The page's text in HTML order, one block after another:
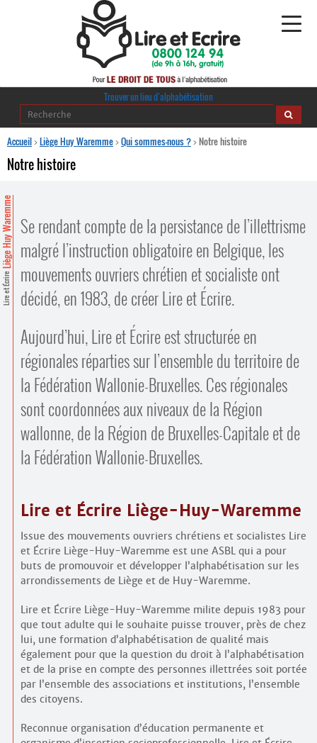
Alphabétisation
Regards croisés
Ressources pédagogiques
Comprendre et parler
Bienvenue en Belgique
Espace presse
Trouver un lieu d’alphabétisation
Trouver un lieu d’alphabétisation
Accueil>Liège Huy Waremme>Qui sommes-nous ?>Notre histoire
Notre histoire
Lire et Écrire
Liège Huy Waremme Se rendant compte de la persistance de l’illettrisme
malgré l’instruction obligatoire en Belgique, les
mouvements ouvriers chrétien et socialiste ont
décidé, en 1983, de créer Lire et Écrire.
Aujourd’hui, Lire et Écrire est structurée en
régionales réparties sur l’ensemble du territoire de
la Fédération Wallonie-Bruxelles. Ces régionales
sont coordonnées aux niveaux de la Région
wallonne, de la Région de Bruxelles-Capitale et de
la Fédération Wallonie-Bruxelles.
Lire et Écrire Liège-Huy-Waremme
Issue des mouvements ouvriers chrétiens et socialistes Lire
et Écrire Liège-Huy-Waremme est une ASBL qui a pour
buts de promouvoir et développer l’alphabétisation sur les
arrondissements de Liège et de Huy-Waremme.
Lire et Écrire Liège-Huy-Waremme milite depuis 1983 pour
que tout adulte qui le souhaite puisse trouver, près de chez
lui, une formation d’alphabétisation de qualité mais
également pour que la question du droit à l’alphabétisation
et de la prise en compte des personnes illettrées soit portée
par l’ensemble des associations et institutions, l’ensemble
des citoyens.
Reconnue organisation d’éducation permanente et